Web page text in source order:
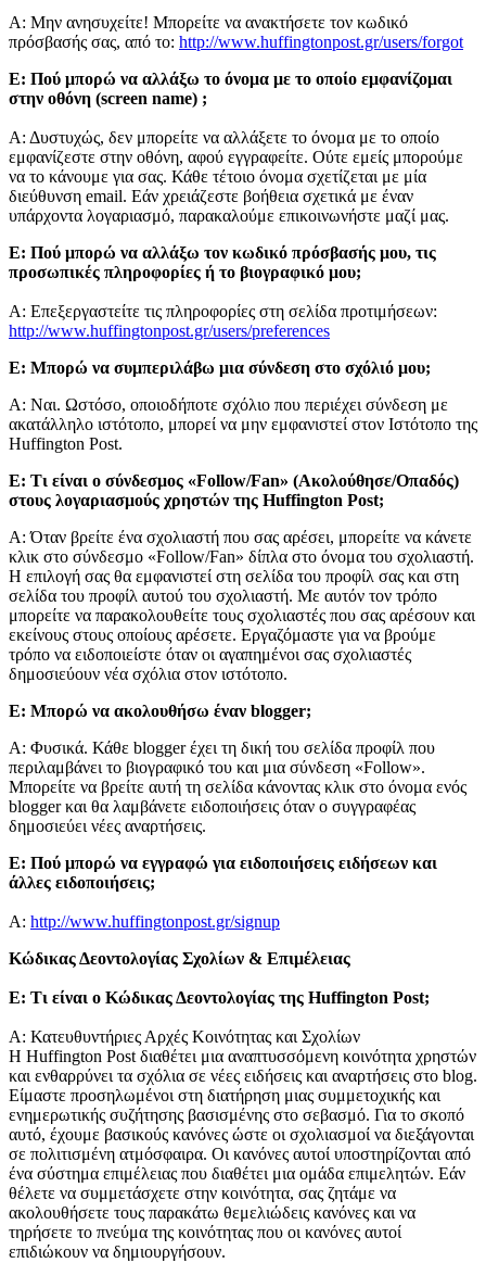
Α: Μην ανησυχείτε! Μπορείτε να ανακτήσετε τον κωδικό
πρόσβασής σας, από το: http://www.huffingtonpost.gr/users/forgot
Ε: Πού μπορώ να αλλάξω το όνομα με το οποίο εμφανίζομαι
στην οθόνη (screen name) ;
Α: Δυστυχώς, δεν μπορείτε να αλλάξετε το όνομα με το οποίο
εμφανίζεστε στην οθόνη, αφού εγγραφείτε. Ούτε εμείς μπορούμε
να το κάνουμε για σας. Κάθε τέτοιο όνομα σχετίζεται με μία
διεύθυνση email. Εάν χρειάζεστε βοήθεια σχετικά με έναν
υπάρχοντα λογαριασμό, παρακαλούμε επικοινωνήστε μαζί μας.
Ε: Πού μπορώ να αλλάξω τον κωδικό πρόσβασής μου, τις
προσωπικές πληροφορίες ή το βιογραφικό μου;
A: Επεξεργαστείτε τις πληροφορίες στη σελίδα προτιμήσεων:
http://www.huffingtonpost.gr/users/preferences
Ε: Μπορώ να συμπεριλάβω μια σύνδεση στο σχόλιό μου;
Α: Ναι. Ωστόσο, οποιοδήποτε σχόλιο που περιέχει σύνδεση με
ακατάλληλο ιστότοπο, μπορεί να μην εμφανιστεί στον Ιστότοπο της
Huffington Post.
Ε: Τι είναι ο σύνδεσμος «Follow/Fan» (Ακολούθησε/Οπαδός)
στους λογαριασμούς χρηστών της Huffington Post;
Α: Όταν βρείτε ένα σχολιαστή που σας αρέσει, μπορείτε να κάνετε
κλικ στο σύνδεσμο «Follow/Fan» δίπλα στο όνομα του σχολιαστή.
Η επιλογή σας θα εμφανιστεί στη σελίδα του προφίλ σας και στη
σελίδα του προφίλ αυτού του σχολιαστή. Με αυτόν τον τρόπο
μπορείτε να παρακολουθείτε τους σχολιαστές που σας αρέσουν και
εκείνους στους οποίους αρέσετε. Εργαζόμαστε για να βρούμε
τρόπο να ειδοποιείστε όταν οι αγαπημένοι σας σχολιαστές
δημοσιεύουν νέα σχόλια στον ιστότοπο.
Ε: Μπορώ να ακολουθήσω έναν blogger;
Α: Φυσικά. Κάθε blogger έχει τη δική του σελίδα προφίλ που
περιλαμβάνει το βιογραφικό του και μια σύνδεση «Follow».
Μπορείτε να βρείτε αυτή τη σελίδα κάνοντας κλικ στο όνομα ενός
blogger και θα λαμβάνετε ειδοποιήσεις όταν ο συγγραφέας
δημοσιεύει νέες αναρτήσεις.
Ε: Πού μπορώ να εγγραφώ για ειδοποιήσεις ειδήσεων και
άλλες ειδοποιήσεις;
Α: http://www.huffingtonpost.gr/signup
Κώδικας Δεοντολογίας Σχολίων & Επιμέλειας
Ε: Τι είναι ο Κώδικας Δεοντολογίας της Huffington Post;
Α: Κατευθυντήριες Αρχές Κοινότητας και Σχολίων
Η Huffington Post διαθέτει μια αναπτυσσόμενη κοινότητα χρηστών
και ενθαρρύνει τα σχόλια σε νέες ειδήσεις και αναρτήσεις στο blog.
Είμαστε προσηλωμένοι στη διατήρηση μιας συμμετοχικής και
ενημερωτικής συζήτησης βασισμένης στο σεβασμό. Για το σκοπό
αυτό, έχουμε βασικούς κανόνες ώστε οι σχολιασμοί να διεξάγονται
σε πολιτισμένη ατμόσφαιρα. Οι κανόνες αυτοί υποστηρίζονται από
ένα σύστημα επιμέλειας που διαθέτει μια ομάδα επιμελητών. Εάν
θέλετε να συμμετάσχετε στην κοινότητα, σας ζητάμε να
ακολουθήσετε τους παρακάτω θεμελιώδεις κανόνες και να
τηρήσετε το πνεύμα της κοινότητας που οι κανόνες αυτοί
επιδιώκουν να δημιουργήσουν.